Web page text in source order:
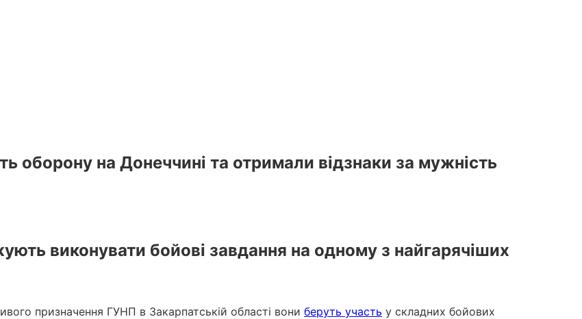
оборону на Донеччині та отримали відзнаки за мужність
виконувати бойові завдання на одному з найгарячіших
призначення ГУНП в Закарпатській області вони беруть участь у складних бойових